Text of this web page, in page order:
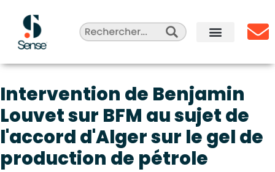
contenu
Intervention de Benjamin
Louvet sur BFM au sujet de
l'accord d'Alger sur le gel de
production de pétrole